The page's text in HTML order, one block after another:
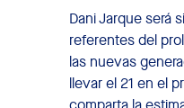
Dani Jarque será
referentes del
las nuevas
llevar el 21 en el